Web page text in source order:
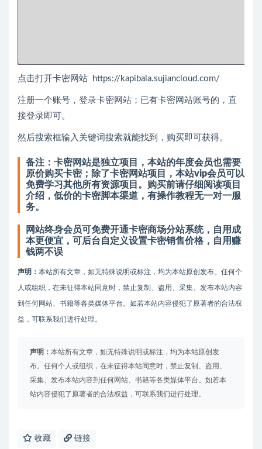
点击打开卡密网站 https://kapibala.sujiancloud.com/
注册一个账号，登录卡密网站；已有卡密网站账号的，直
接登录即可。
然后搜索框输入关键词搜索就能找到，购买即可获得。
备注：卡密网站是独立项目，本站的年度会员也需要
原价购买卡密；除了卡密网站项目，本站vip会员可以
免费学习其他所有资源项目。 购买前请仔细阅读项目
介绍，低价的卡密脚本渠道，有操作教程无一对一服
务。
网站终身会员可免费开通卡密商场分站系统，自用成
本更便宜，可后台自定义设置卡密销售价格，自用赚
钱两不误
声明： 本站所有文章，如无特殊说明或标注，均为本站原创发布。任何个
人或组织，在未征得本站同意时，禁止复制、盗用、采集、发布本站内容
到任何网站、书籍等各类媒体平台。如若本站内容侵犯了原著者的合法权
益，可联系我们进行处理。
声明： 本站所有文章，如无特殊说明或标注，均为本站原创发
布。任何个人或组织，在未征得本站同意时，禁止复制、盗用、
采集、发布本站内容到任何网站、书籍等各类媒体平台。如若本
站内容侵犯了原著者的合法权益，可联系我们进行处理。
收藏 链接